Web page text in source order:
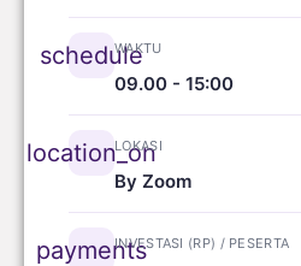
schedule
WAKTU
09.00 - 15:00
location_on
LOKASI
By Zoom
paymentsINVESTASI (RP) / PESERTA